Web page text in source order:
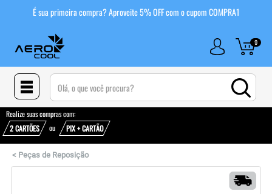
É sua primeira compra? Aproveite 5% OFF com o cupom COMPRA1
0
(pesquisar)
Realize suas compras com:
2 CARTÕES
ou PIX + CARTÃO
< Peças de Reposição